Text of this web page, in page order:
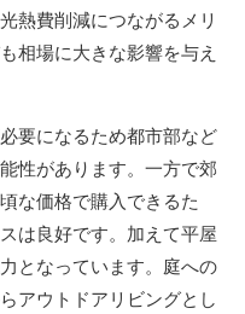
熱費削減につながるメリ
相場に大きな影響を与え
要になるため都市部など
性があります。一方で郊
な価格で購入できるた
は良好です。加えて平屋
となっています。庭への
アウトドアリビングとし